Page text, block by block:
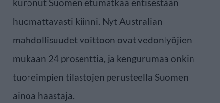
kuronut Suomen etumatkaa entisestään
huomattavasti kiinni. Nyt Australian
mahdollisuudet voittoon ovat vedonlyöjien
mukaan 24 prosenttia, ja kengurumaa onkin
tuoreimpien tilastojen perusteella Suomen
ainoa haastaja.